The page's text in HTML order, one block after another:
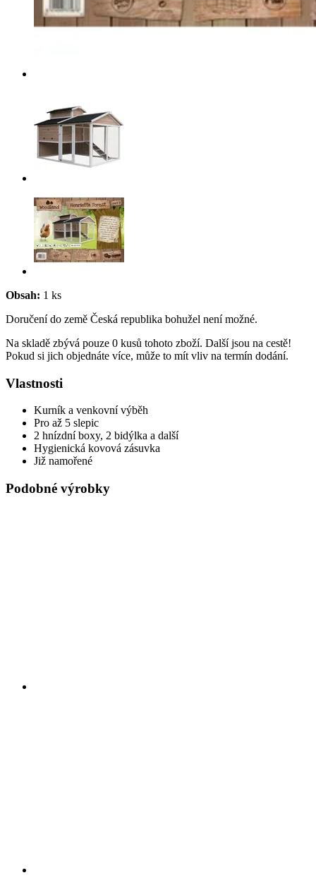
Obsah: 1 ks
Doručení do země Česká republika bohužel není možné.
Na skladě zbývá pouze 0 kusů tohoto zboží. Další jsou na cestě!
Pokud si jich objednáte více, může to mít vliv na termín dodání.
Vlastnosti
Kurník a venkovní výběh
Pro až 5 slepic
2 hnízdní boxy, 2 bidýlka a další
Hygienická kovová zásuvka
Již namořené
Podobné výrobky